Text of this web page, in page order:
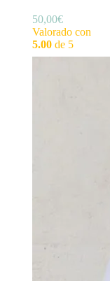
50,00€
Valorado con
5.00 de 5